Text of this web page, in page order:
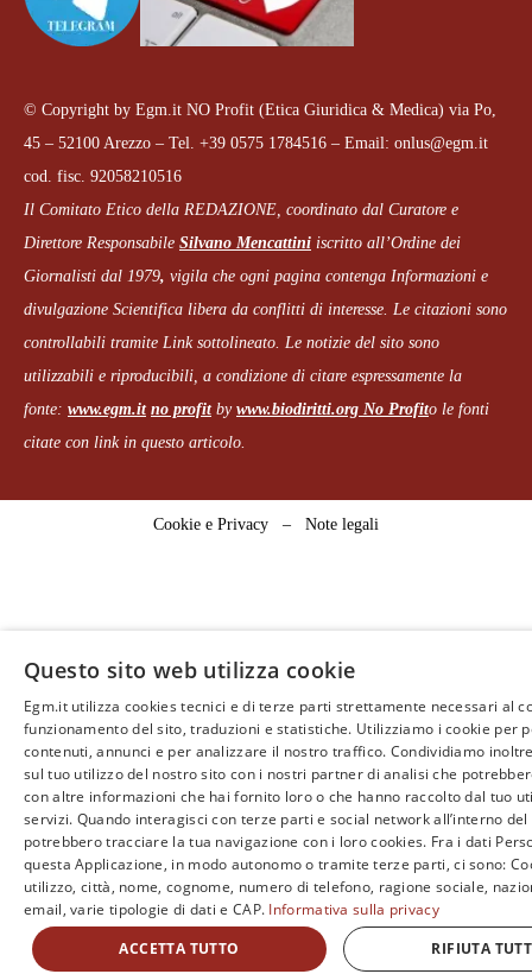
© Copyright by Egm.it NO Profit (Etica Giuridica & Medica) via Po,
45 – 52100 Arezzo – Tel. +39 0575 1784516 – Email: onlus@egm.it
cod. fisc. 92058210516
Il Comitato Etico della REDAZIONE, coordinato dal Curatore e
Direttore Responsabile Silvano Mencattini iscritto all’Ordine dei
Giornalisti dal 1979, vigila che ogni pagina contenga Informazioni e
divulgazione Scientifica libera da conflitti di interesse. Le citazioni sono
controllabili tramite Link sottolineato. Le notizie del sito sono
utilizzabili e riproducibili, a condizione di citare espressamente la
fonte: www.egm.it no profitby www.biodiritti.org No Profito le fonti
citate con link in questo articolo.
Cookie e Privacy – Note legali
Questo sito web utilizza cookie
Egm.it utilizza cookies tecnici e di terze parti strettamente necessari al
funzionamento del sito, traduzioni e statistiche. Utilizziamo i cookie per
contenuti, annunci e per analizzare il nostro traffico. Condividiamo
sul tuo utilizzo del nostro sito con i nostri partner di analisi che
con altre informazioni che hai fornito loro o che hanno raccolto dal tuo
servizi. Quando interagisci con terze parti e social network all’interno
potrebbero tracciare la tua navigazione con i loro cookies. Fra i dati
questa Applicazione, in modo autonomo o tramite terze parti, ci sono:
utilizzo, città, nome, cognome, numero di telefono, ragione sociale,
email, varie tipologie di dati e CAP. Informativa sulla privacy
ACCETTA TUTTO
RIFIUTA